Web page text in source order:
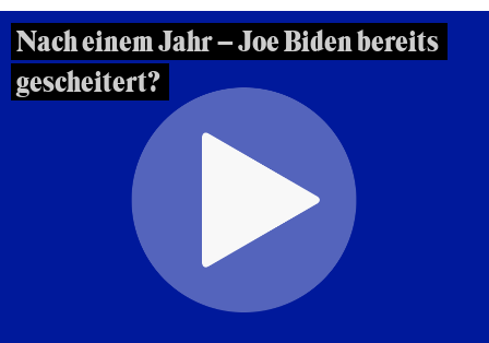
Nach einem Jahr – Joe Biden bereits
gescheitert?